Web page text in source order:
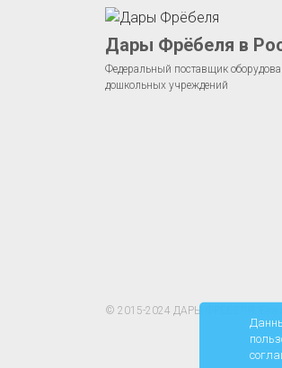
Дары Фрёбеля в
Федеральный поставщик
дошкольных учреждений
© 2015-2024 ДАРЫ ФРЁБЕЛЯ. Без